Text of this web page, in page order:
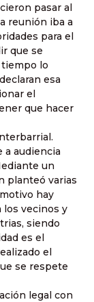
pasar al
reunión iba a
para el
que se
lo
esa
el
que hacer
a audiencia
un
planteó varias
hay
los vecinos y
siendo
es el
el
se respete
legal con